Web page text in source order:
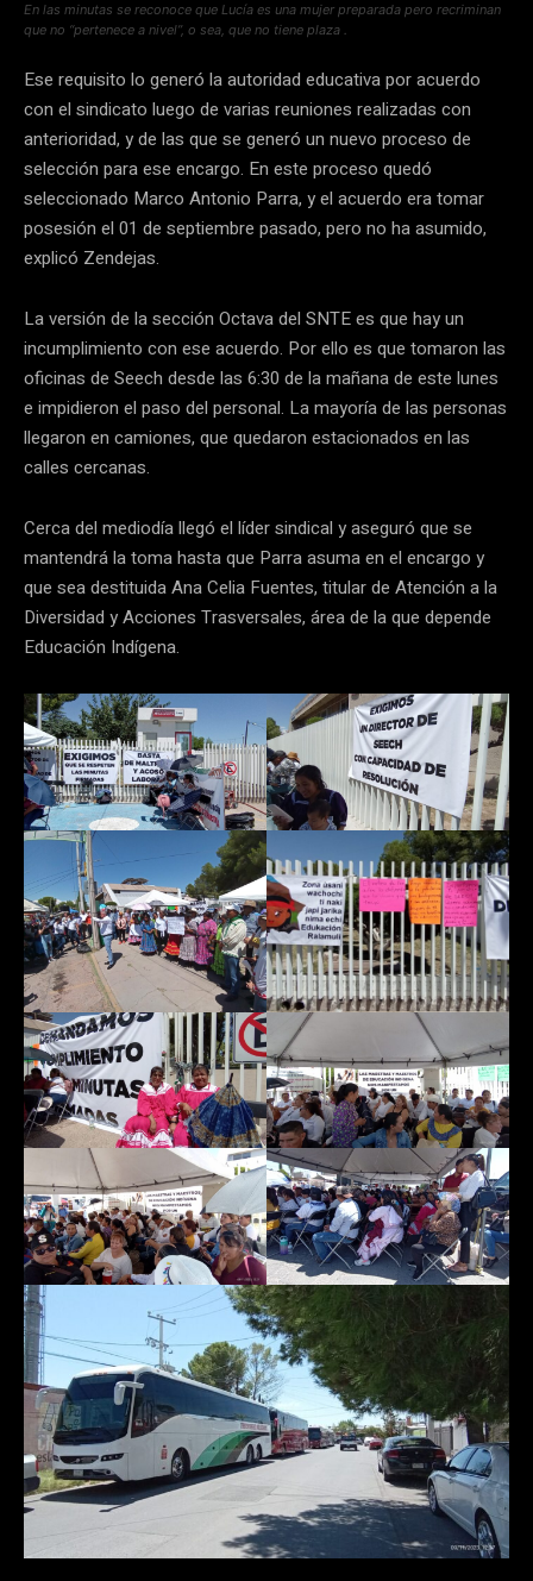
En las minutas se reconoce que Lucía es una mujer preparada pero recriminan
que no “pertenece a nivel”, o sea, que no tiene plaza
Ese requisito lo generó la autoridad educativa por acuerdo
con el sindicato luego de varias reuniones realizadas con
anterioridad, y de las que se generó un nuevo proceso de
selección para ese encargo. En este proceso quedó
seleccionado Marco Antonio Parra, y el acuerdo era tomar
posesión el 01 de septiembre pasado, pero no ha asumido,
explicó Zendejas.
La versión de la sección Octava del SNTE es que hay un
incumplimiento con ese acuerdo. Por ello es que tomaron las
oficinas de Seech desde las 6:30 de la mañana de este lunes
e impidieron el paso del personal. La mayoría de las personas
llegaron en camiones, que quedaron estacionados en las
calles cercanas.
Cerca del mediodía llegó el líder sindical y aseguró que se
mantendrá la toma hasta que Parra asuma en el encargo y
que sea destituida Ana Celia Fuentes, titular de Atención a la
Diversidad y Acciones Trasversales, área de la que depende
Educación Indígena.